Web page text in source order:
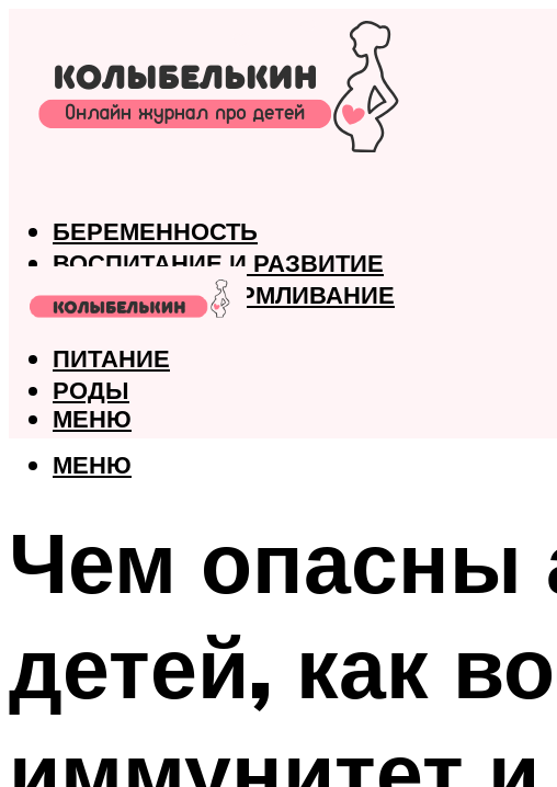
БЕРЕМЕННОСТЬ
ВОСПИТАНИЕ И РАЗВИТИЕ
ГРУДНОЕ ВСКАРМЛИВАНИЕ
ЗДОРОВЬЕ
ПИТАНИЕ
РОДЫ
МЕНЮ
МЕНЮ
Чем опасны
детей, как